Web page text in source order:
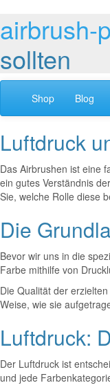
airbrush-
sollten
Shop Blog
Luftdruck
Das Airbrushen ist eine
ein gutes Verständnis
Sie, welche Rolle diese
Die
Bevor wir uns in die
Farbe mithilfe von
Die Qualität der
Weise, wie sie
Luftdruck:
Der Luftdruck ist
und jede